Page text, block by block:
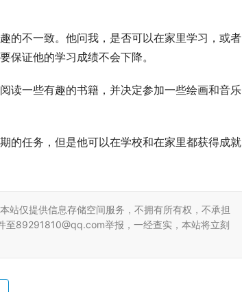
的不一致。他问我，是否可以在家里学习，或者
保证他的学习成绩不会下降。
读一些有趣的书籍，并决定参加一些绘画和音乐
的任务，但是他可以在学校和在家里都获得成就
站仅提供信息存储空间服务，不拥有所有权，不承担
至89291810@qq.com举报，一经查实，本站将立刻